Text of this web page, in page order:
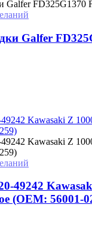
Galfer
49242
(OEM: 56001-